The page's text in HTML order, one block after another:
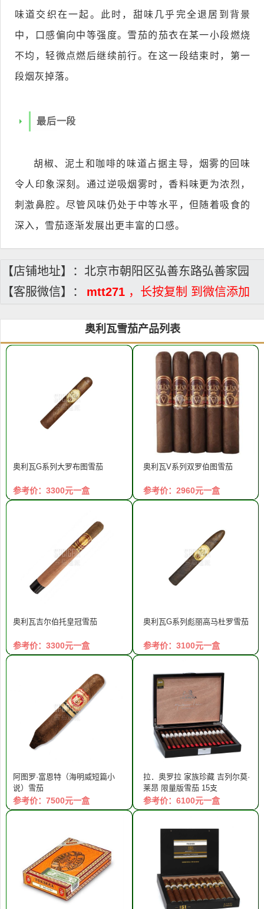
味道交织在一起。此时，甜味几乎完全退居到背景
中，口感偏向中等强度。雪茄的茄衣在某一小段燃烧
不均，轻微点燃后继续前行。在这一段结束时，第一
段烟灰掉落。
最后一段
胡椒、泥土和咖啡的味道占据主导，烟雾的回味
令人印象深刻。通过逆吸烟雾时，香料味更为浓烈，
刺激鼻腔。尽管风味仍处于中等水平，但随着吸食的
深入，雪茄逐渐发展出更丰富的口感。
【店铺地址】：北京市朝阳区弘善东路弘善家园
【客服微信】：
mtt271 ，长按复制 到微信添加
奥利瓦雪茄产品列表
奥利瓦G系列大罗布图雪茄
参考价：3300元一盒
奥利瓦V系列双罗伯图雪茄
参考价：2960元一盒
奥利瓦吉尔伯托皇冠雪茄
参考价：3300元一盒
奥利瓦G系列彪丽高马杜罗雪茄
参考价：3100元一盒
阿图罗·富恩特（海明威短篇小
说）雪茄
参考价：7500元一盒
拉．奥罗拉 家族珍藏 吉列尔莫·
莱昂 限量版雪茄 15支
参考价：6100元一盒